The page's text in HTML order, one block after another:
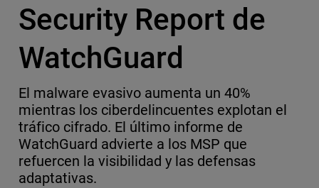
Security Report de
WatchGuard
El malware evasivo aumenta un 40%
mientras los ciberdelincuentes explotan el
tráfico cifrado. El último informe de
WatchGuard advierte a los MSP que
refuercen la visibilidad y las defensas
adaptativas.